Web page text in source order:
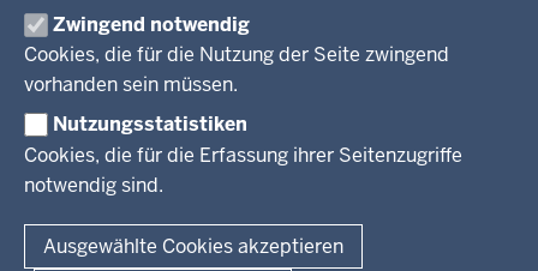
Zwingend notwendig
Cookies, die für die Nutzung der Seite zwingend
vorhanden sein müssen.
Nutzungsstatistiken
Cookies, die für die Erfassung ihrer Seitenzugriffe
notwendig sind.
Ausgewählte Cookies akzeptieren
Pressestelle
Social Media
BEKANNTMACHUNGEN
Amtsblatt
© 2026 Bezirksregierung Arnsberg
Fußzeile
Impressum Datenschutz Barrierefreiheit
Kurzlink zu dieser Seite